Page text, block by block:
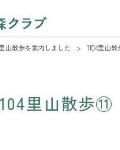
山散歩を案内しました > 1104里山
里山散歩⑪